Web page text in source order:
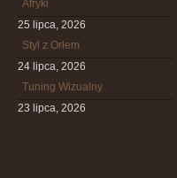
Afryki
25 lipca, 2026
Styl z Orłem
24 lipca, 2026
Tuning Wizualny
23 lipca, 2026